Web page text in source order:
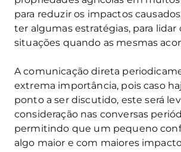
para reduzir os impactos
ter algumas estratégias, para lidar
situações quando as mesmas
A comunicação direta
extrema importância, pois caso
ponto a ser discutido, este será
consideração nas conversas
permitindo que um pequeno
algo maior e com maiores